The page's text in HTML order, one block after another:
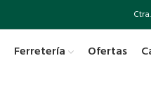
Ferretería Ofertas